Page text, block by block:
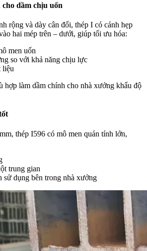
dầm chịu uốn
rộng và dày cân đối, thép I có cánh hẹp
hai mép trên – dưới, giúp tối ưu hóa:
men uốn
so với khả năng chịu lực
liệu
hợp làm dầm chính cho nhà xưởng khẩu độ
thép I596 có mô men quán tính lớn,
trung gian
sử dụng bên trong nhà xưởng